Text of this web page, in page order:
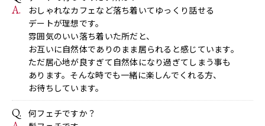
おしゃれなカフェなど落ち着いてゆっくり話せる
デートが理想です。
雰囲気のいい落ち着いた所だと、
お互いに自然体でありのまま居られると感じています。
ただ居心地が良すぎて自然体になり過ぎてしまう事も
あります。そんな時でも一緒に楽しんでくれる方、
お待ちしています。
何フェチですか？